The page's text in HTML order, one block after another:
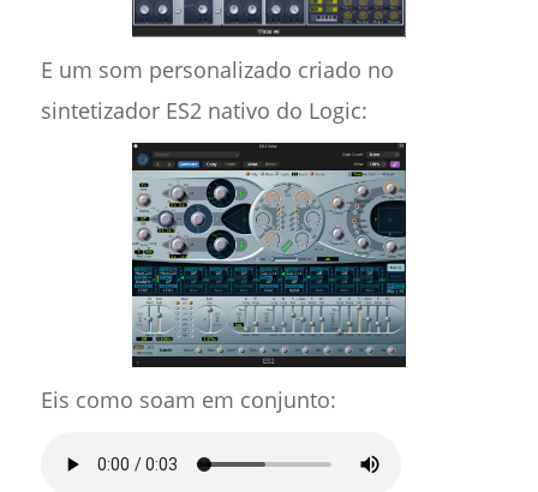
E um som personalizado criado no
sintetizador ES2 nativo do Logic:
Eis como soam em conjunto: